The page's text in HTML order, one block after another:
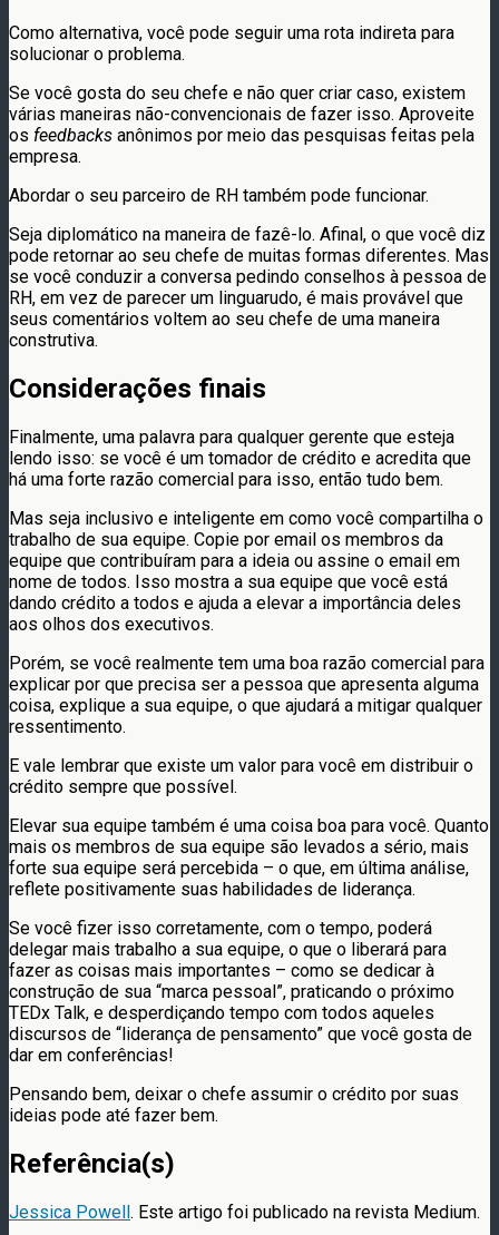
Como alternativa, você pode seguir uma rota indireta para
solucionar o problema.
Se você gosta do seu chefe e não quer criar caso, existem
várias maneiras não-convencionais de fazer isso. Aproveite
os feedbacks anônimos por meio das pesquisas feitas pela
empresa.
Abordar o seu parceiro de RH também pode funcionar.
Seja diplomático na maneira de fazê-lo. Afinal, o que você diz
pode retornar ao seu chefe de muitas formas diferentes. Mas
se você conduzir a conversa pedindo conselhos à pessoa de
RH, em vez de parecer um linguarudo, é mais provável que
seus comentários voltem ao seu chefe de uma maneira
construtiva.
Considerações finais
Finalmente, uma palavra para qualquer gerente que esteja
lendo isso: se você é um tomador de crédito e acredita que
há uma forte razão comercial para isso, então tudo bem.
Mas seja inclusivo e inteligente em como você compartilha o
trabalho de sua equipe. Copie por email os membros da
equipe que contribuíram para a ideia ou assine o email em
nome de todos. Isso mostra a sua equipe que você está
dando crédito a todos e ajuda a elevar a importância deles
aos olhos dos executivos.
Porém, se você realmente tem uma boa razão comercial para
explicar por que precisa ser a pessoa que apresenta alguma
coisa, explique a sua equipe, o que ajudará a mitigar qualquer
ressentimento.
E vale lembrar que existe um valor para você em distribuir o
crédito sempre que possível.
Elevar sua equipe também é uma coisa boa para você. Quanto
mais os membros de sua equipe são levados a sério, mais
forte sua equipe será percebida – o que, em última análise,
reflete positivamente suas habilidades de liderança.
Se você fizer isso corretamente, com o tempo, poderá
delegar mais trabalho a sua equipe, o que o liberará para
fazer as coisas mais importantes – como se dedicar à
construção de sua “marca pessoal”, praticando o próximo
TEDx Talk, e desperdiçando tempo com todos aqueles
discursos de “liderança de pensamento” que você gosta de
dar em conferências!
Pensando bem, deixar o chefe assumir o crédito por suas
ideias pode até fazer bem.
Referência(s)
Jessica Powell. Este artigo foi publicado na revista Medium.